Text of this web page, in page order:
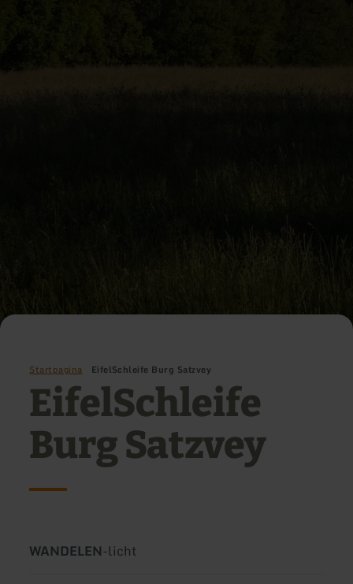
Startpagina EifelSchleife Burg Satzvey
EifelSchleife
Burg Satzvey
Soort
WANDELEN-Moeilijkheidsgraad:
licht